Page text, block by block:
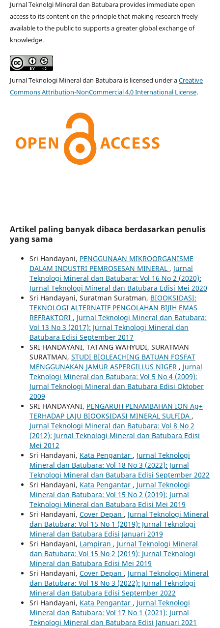
Jurnal Teknolgi Mineral dan Batubara provides immediate open
access to its content on the principle that making research freely
available to the public to supports a greater global exchange of
knowledge.
Jurnal Teknologi Mineral dan Batubara is licensed under aCreative
Commons Attribution-NonCommercial 4.0 International License.
Artikel paling banyak dibaca berdasarkan penulis
yang sama
Sri Handayani, PENGGUNAAN MIKROORGANISME
DALAM INDUSTRI PEMROSESAN MINERAL , Jurnal
Teknologi Mineral dan Batubara: Vol 16 No 2 (2020):
Jurnal Teknologi Mineral dan Batubara Edisi Mei 2020
Sri Handayani, Suratman Suratman, BIOOKSIDASI:
TEKNOLOGI ALTERNATIF PENGOLAHAN BIJIH EMAS
REFRAKTORI , Jurnal Teknologi Mineral dan Batubara:
Vol 13 No 3 (2017): Jurnal Teknologi Mineral dan
Batubara Edisi September 2017
SRI HANDAYANI, TATANG WAHYUDI, SURATMAN
SURATMAN, STUDI BIOLEACHING BATUAN FOSFAT
MENGGUNAKAN JAMUR ASPERGILLUS NIGER , Jurnal
Teknologi Mineral dan Batubara: Vol 5 No 4 (2009):
Jurnal Teknologi Mineral dan Batubara Edisi Oktober
2009
SRI HANDAYANI, PENGARUH PENAMBAHAN ION Ag+
TERHADAP LAJU BIOOKSIDASI MINERAL SULFIDA ,
Jurnal Teknologi Mineral dan Batubara: Vol 8 No 2
(2012): Jurnal Teknologi Mineral dan Batubara Edisi
Mei 2012
Sri Handayani, Kata Pengantar , Jurnal Teknologi
Mineral dan Batubara: Vol 18 No 3 (2022): Jurnal
Teknologi Mineral dan Batubara Edisi September 2022
Sri Handayani, Kata Pengantar , Jurnal Teknologi
Mineral dan Batubara: Vol 15 No 2 (2019): Jurnal
Teknologi Mineral dan Batubara Edisi Mei 2019
Sri Handayani, Cover Depan , Jurnal Teknologi Mineral
dan Batubara: Vol 15 No 1 (2019): Jurnal Teknologi
Mineral dan Batubara Edisi Januari 2019
Sri Handayani, Lampiran , Jurnal Teknologi Mineral
dan Batubara: Vol 15 No 2 (2019): Jurnal Teknologi
Mineral dan Batubara Edisi Mei 2019
Sri Handayani, Cover Depan , Jurnal Teknologi Mineral
dan Batubara: Vol 18 No 3 (2022): Jurnal Teknologi
Mineral dan Batubara Edisi September 2022
Sri Handayani, Kata Pengantar , Jurnal Teknologi
Mineral dan Batubara: Vol 17 No 1 (2021): Jurnal
Teknologi Mineral dan Batubara Edisi Januari 2021